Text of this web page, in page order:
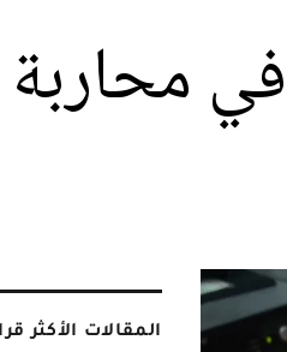
في
المقالات الأكثر